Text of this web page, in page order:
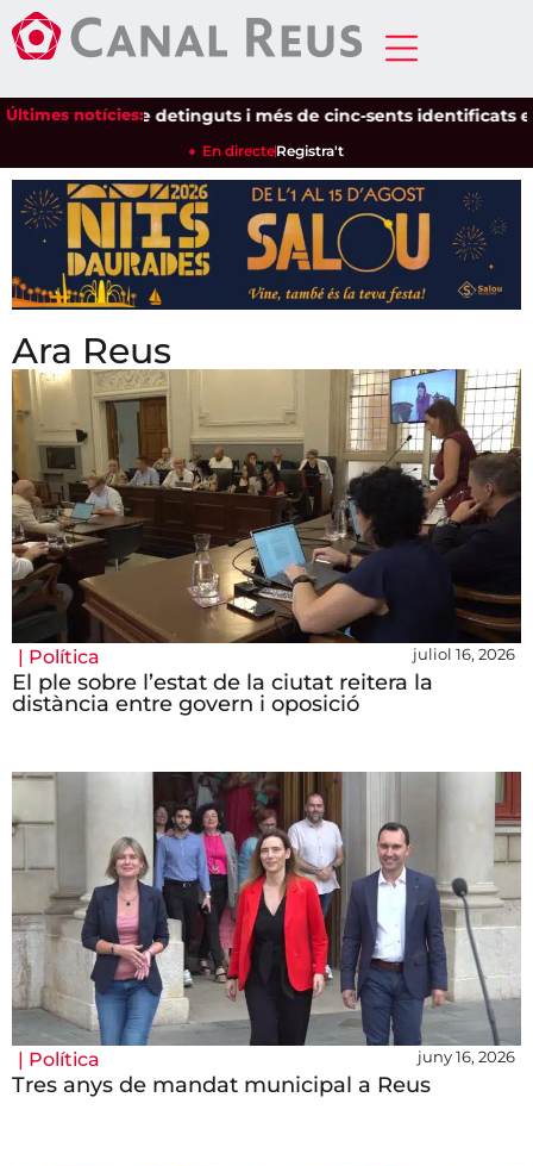
Últimes notícies:
Setze detinguts i més de cinc-sents identificats en un
En directeRegistra't
Ara Reus
| Política juliol 16, 2026
El ple sobre l’estat de la ciutat reitera la
distància entre govern i oposició
| Política juny 16, 2026
Tres anys de mandat municipal a Reus